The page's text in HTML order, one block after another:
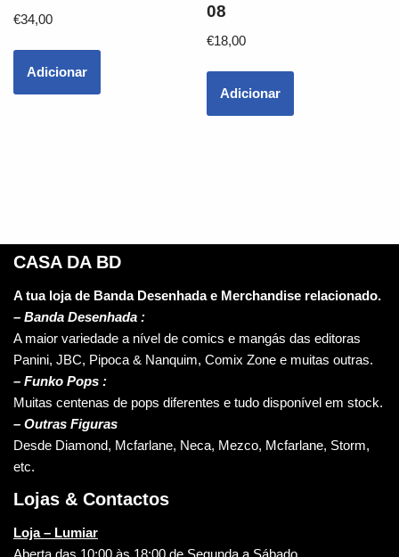
€34,00
Adicionar
08
€18,00
Adicionar
CASA DA BD
A tua loja de Banda Desenhada e Merchandise relacionado.
– Banda Desenhada :
A maior variedade a nível de comics e mangás das editoras
Panini, JBC, Pipoca & Nanquim, Comix Zone e muitas outras.
– Funko Pops :
Muitas centenas de pops diferentes e tudo disponível em stock.
– Outras Figuras
Desde Diamond, Mcfarlane, Neca, Mezco, Mcfarlane, Storm,
etc.
Lojas & Contactos
Loja – Lumiar